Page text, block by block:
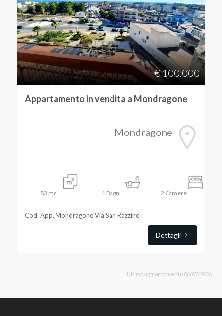
€ 100.000
Appartamento in vendita a Mondragone
Mondragone
83 mq 1Bagni 2 Camere
Cod. App. Mondragone Via San Razzino
Dettagli
Ultimo aggiornamento 06/07/2026